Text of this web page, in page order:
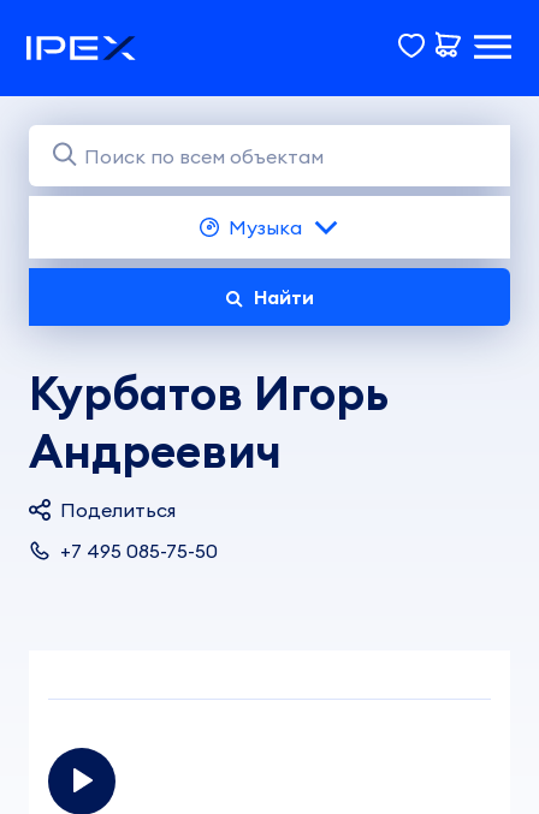
Музыка
Найти
Курбатов Игорь
Андреевич
Поделиться
+7 495 085-75-50